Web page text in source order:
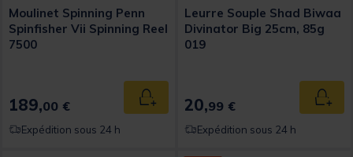
Moulinet Spinning Penn
Spinfisher Vii Spinning Reel
7500
189,00 € Ajouter au panier
Expédition sous 24 h
Leurre Souple Shad Biwaa
Divinator Big 25cm, 85g
019
20,99 €
Expédition sous 24 h